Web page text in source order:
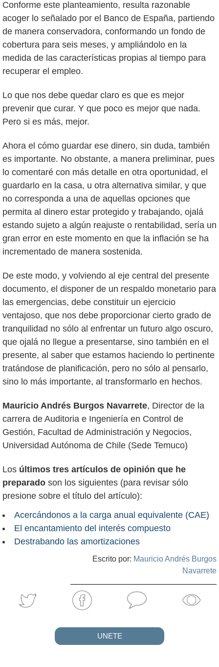
Conforme este planteamiento, resulta razonable
acoger lo señalado por el Banco de España, partiendo
de manera conservadora, conformando un fondo de
cobertura para seis meses, y ampliándolo en la
medida de las características propias al tiempo para
recuperar el empleo.
Lo que nos debe quedar claro es que es mejor
prevenir que curar. Y que poco es mejor que nada.
Pero si es más, mejor.
Ahora el cómo guardar ese dinero, sin duda, también
es importante. No obstante, a manera preliminar, pues
lo comentaré con más detalle en otra oportunidad, el
guardarlo en la casa, u otra alternativa similar, y que
no corresponda a una de aquellas opciones que
permita al dinero estar protegido y trabajando, ojalá
estando sujeto a algún reajuste o rentabilidad, sería un
gran error en este momento en que la inflación se ha
incrementado de manera sostenida.
De este modo, y volviendo al eje central del presente
documento, el disponer de un respaldo monetario para
las emergencias, debe constituir un ejercicio
ventajoso, que nos debe proporcionar cierto grado de
tranquilidad no sólo al enfrentar un futuro algo oscuro,
que ojalá no llegue a presentarse, sino también en el
presente, al saber que estamos haciendo lo pertinente
tratándose de planificación, pero no sólo al pensarlo,
sino lo más importante, al transformarlo en hechos.
Mauricio Andrés Burgos Navarrete, Director de la
carrera de Auditoria e Ingeniería en Control de
Gestión, Facultad de Administración y Negocios,
Universidad Autónoma de Chile (Sede Temuco)
Los últimos tres artículos de opinión que he
preparado son los siguientes (para revisar sólo
presione sobre el título del artículo):
Acercándonos a la carga anual equivalente (CAE)
El encantamiento del interés compuesto
Destrabando las amortizaciones
Escrito por: Mauricio Andrés Burgos
Navarrete
UNETE